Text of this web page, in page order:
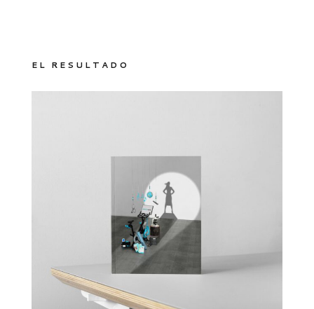
EL RESULTADO